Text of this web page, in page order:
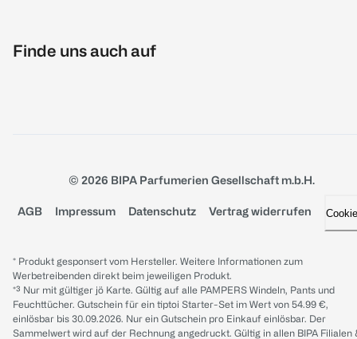
Finde uns auch auf
© 2026 BIPA Parfumerien Gesellschaft m.b.H.
AGB Impressum Datenschutz Vertrag widerrufen
* Produkt gesponsert vom Hersteller. Weitere Informationen zum
Werbetreibenden direkt beim jeweiligen Produkt.
*³ Nur mit gültiger jö Karte. Gültig auf alle PAMPERS Windeln, Pants und
Feuchttücher. Gutschein für ein tiptoi Starter-Set im Wert von 54.99 €,
einlösbar bis 30.09.2026. Nur ein Gutschein pro Einkauf einlösbar. Der
Sammelwert wird auf der Rechnung angedruckt. Gültig in allen BIPA Filialen